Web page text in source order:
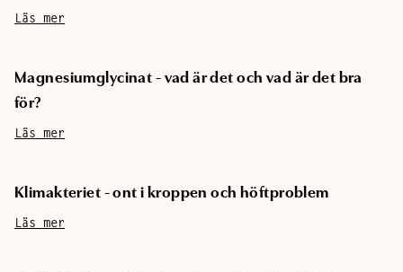
Läs mer
Magnesiumglycinat - vad är det och vad är det bra
för?
Läs mer
Klimakteriet - ont i kroppen och höftproblem
Läs mer